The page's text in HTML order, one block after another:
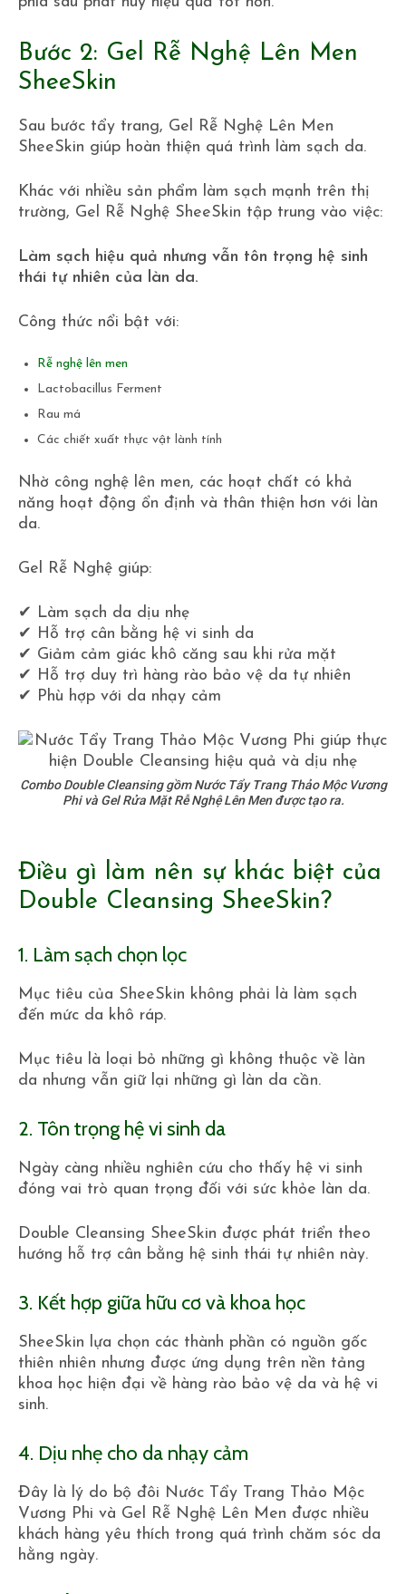
Bước 2: Gel Rễ Nghệ Lên Men
SheeSkin
Sau bước tẩy trang, Gel Rễ Nghệ Lên Men
SheeSkin giúp hoàn thiện quá trình làm sạch da.
Khác với nhiều sản phẩm làm sạch mạnh trên thị
trường, Gel Rễ Nghệ SheeSkin tập trung vào việc:
Làm sạch hiệu quả nhưng vẫn tôn trọng hệ sinh
thái tự nhiên của làn da.
Công thức nổi bật với:
Rễ nghệ lên men
Lactobacillus Ferment
Rau má
Các chiết xuất thực vật lành tính
Nhờ công nghệ lên men, các hoạt chất có khả
năng hoạt động ổn định và thân thiện hơn với làn
da.
Gel Rễ Nghệ giúp:
✔ Làm sạch da dịu nhẹ
✔ Hỗ trợ cân bằng hệ vi sinh da
✔ Giảm cảm giác khô căng sau khi rửa mặt
✔ Hỗ trợ duy trì hàng rào bảo vệ da tự nhiên
✔ Phù hợp với da nhạy cảm
Combo Double Cleansing gồm Nước Tẩy Trang Thảo Mộc Vương
Phi và Gel Rửa Mặt Rễ Nghệ Lên Men được tạo ra.
Điều gì làm nên sự khác biệt của
Double Cleansing SheeSkin?
1. Làm sạch chọn lọc
Mục tiêu của SheeSkin không phải là làm sạch
đến mức da khô ráp.
Mục tiêu là loại bỏ những gì không thuộc về làn
da nhưng vẫn giữ lại những gì làn da cần.
2. Tôn trọng hệ vi sinh da
Ngày càng nhiều nghiên cứu cho thấy hệ vi sinh
đóng vai trò quan trọng đối với sức khỏe làn da.
Double Cleansing SheeSkin được phát triển theo
hướng hỗ trợ cân bằng hệ sinh thái tự nhiên này.
3. Kết hợp giữa hữu cơ và khoa học
SheeSkin lựa chọn các thành phần có nguồn gốc
thiên nhiên nhưng được ứng dụng trên nền tảng
khoa học hiện đại về hàng rào bảo vệ da và hệ vi
sinh.
4. Dịu nhẹ cho da nhạy cảm
Đây là lý do bộ đôi Nước Tẩy Trang Thảo Mộc
Vương Phi và Gel Rễ Nghệ Lên Men được nhiều
khách hàng yêu thích trong quá trình chăm sóc da
hằng ngày.